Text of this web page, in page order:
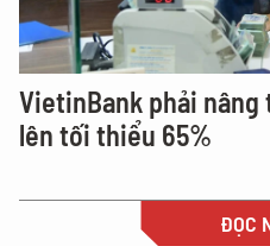
VietinBank phải nâng
lên tối thiểu 65%
ĐỌC